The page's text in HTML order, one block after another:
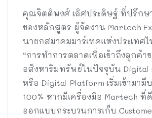
คุณจิตติพงศ์ เลิศประดิษฐ์ ที่ปรึก
ของหลักสูตร ผู้จัดงาน Martech
นายกสมาคมมาร์เทคแห่งประเทศไ
“การทำการตลาดเพื่อเข้าถึงลูกค้า
อสังหาริมทรัพย์ในปัจจุบัน Digital
หรือ Digital Platform เริ่มเข้ามา
100% หากมีเครื่องมือ Martech ที่
ออกแบบกระบวนการเก็บ